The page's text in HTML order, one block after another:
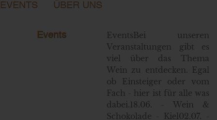
EVENTS
ÜBER UNS
Events
EventsBei unseren
Veranstaltungen gibt es
viel über das Thema
Wein zu entdecken. Egal
ob Einsteiger oder vom
Fach - hier ist für alle was
dabei.18.06. - Wein &
Schokolade - Kiel02.07. -